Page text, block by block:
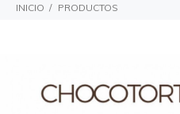
INICIO PRODUCTOS